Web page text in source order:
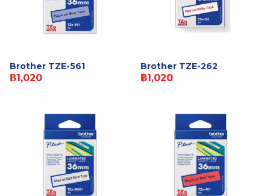
Brother TZE-561
฿1,020
Brother TZE-262
฿1,020